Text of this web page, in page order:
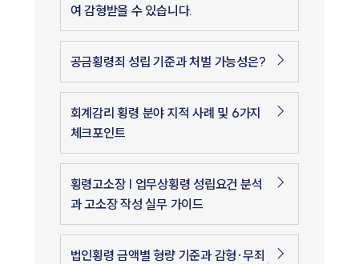
여 감형받을 수 있습니다.
공금횡령죄 성립 기준과 처벌 가능성은?
회계감리 횡령 분야 지적 사례 및 6가지
체크포인트
횡령고소장 | 업무상횡령 성립요건 분석
과 고소장 작성 실무 가이드
법인횡령 금액별 형량 기준과 감형·무죄